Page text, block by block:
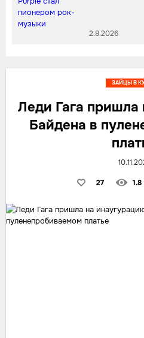
2.8.2026
Леди Гага пришла
Байдена в
27 1.8
ЗАЙЦЫ В